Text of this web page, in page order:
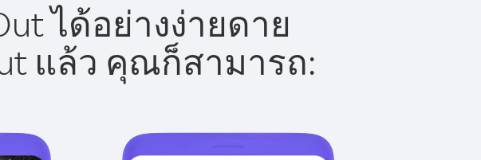
ได้อย่างง่ายดาย
แล้ว คุณก็สามารถ: